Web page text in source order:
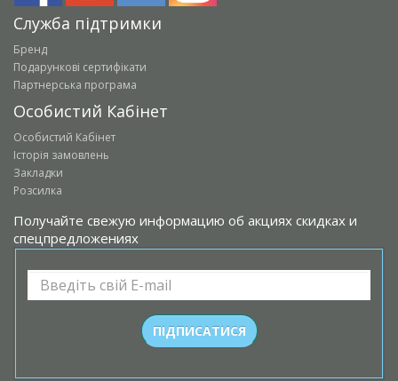
Служба підтримки
Бренд
Подарункові сертифікати
Партнерська програма
Особистий Кабінет
Особистий Кабінет
Історія замовлень
Закладки
Розсилка
Получайте свежую информацию об акциях скидках и
спецпредложениях